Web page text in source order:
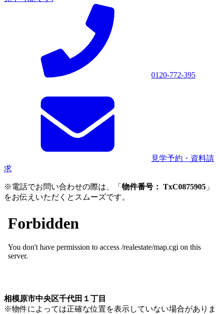
0120-772-395
見学予約・資料請
求
※電話でお問い合わせの際は、「 物件番号： TxC0875905 」
をお伝えいただくとスムーズです。
相模原市中央区千代田１丁目
※物件によっては正確な位置を表示していない場合がありま